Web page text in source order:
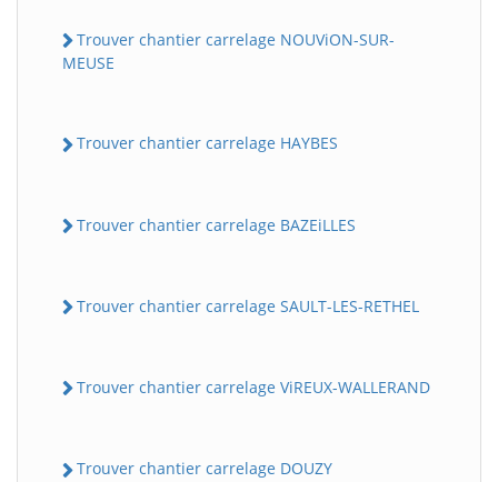
Trouver chantier carrelage NOUViON-SUR-
MEUSE
Trouver chantier carrelage HAYBES
Trouver chantier carrelage BAZEiLLES
Trouver chantier carrelage SAULT-LES-RETHEL
Trouver chantier carrelage ViREUX-WALLERAND
Trouver chantier carrelage DOUZY